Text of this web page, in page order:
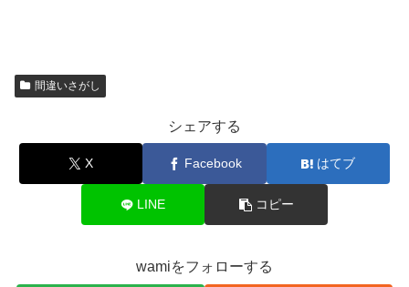
間違いさがし
シェアする
X Facebook はてブ
LINE コピー
wamiをフォローする